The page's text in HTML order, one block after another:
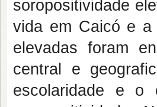
soropositividade
vida em Caicó e a
elevadas foram
central e
escolaridade e o